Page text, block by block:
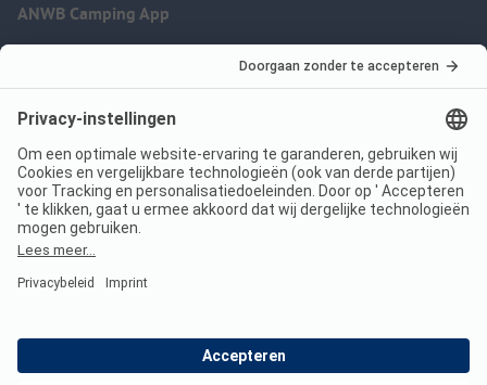
ANWB Camping App
Imprint
Jouw privacy
Voorwaarden
Wet digitale diensten